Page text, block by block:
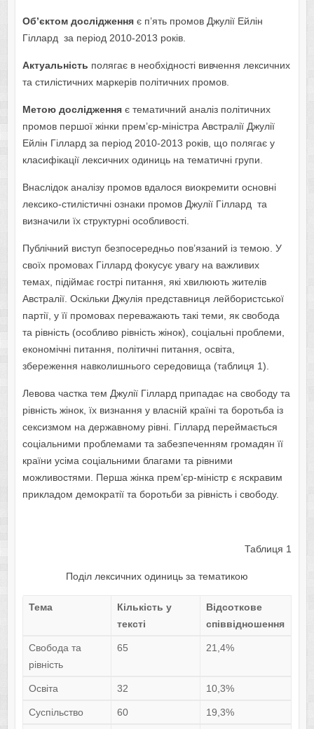
Об’єктом дослідженняє п’ять промов Джулії Ейлін
Гіллард за період 2010-2013 років.
Актуальність полягає в необхідності вивчення лексичних
та стилістичних маркерів політичних промов.
Метою дослідженняє тематичний аналіз політичних
промов першої жінки прем’єр-міністра Австралії Джулії
Ейлін Гіллард за період 2010-2013 років, що полягає у
класифікації лексичних одиниць на тематичні групи.
Внаслідок аналізу промов вдалося виокремити основні
лексико-стилістичні ознаки промов Джулії Гіллард та
визначили їх структурні особливості.
Публічний виступ безпосередньо пов’язаний із темою. У
своїх промовах Гіллард фокусує увагу на важливих
темах, підіймає гострі питання, які хвилюють жителів
Австралії. Оскільки Джулія представниця лейбористської
партії, у її промовах переважають такі теми, як свобода
та рівність (особливо рівність жінок), соціальні проблеми,
економічні питання, політичні питання, освіта,
збереження навколишнього середовища (таблиця 1).
Левова частка тем Джулії Гіллард припадає на свободу та
рівність жінок, їх визнання у власній країні та боротьба із
сексизмом на державному рівні. Гіллард переймається
соціальними проблемами та забезпеченням громадян її
країни усіма соціальними благами та рівними
можливостями. Перша жінка прем’єр-міністр є яскравим
прикладом демократії та боротьби за рівність і свободу.
Таблиця 1
Поділ лексичних одиниць за тематикою
Тема
Кількість у
тексті
Відсоткове
співвідношення
Свобода та
рівність
65 21,4%
Освіта 32 10,3%
Суспільство 60 19,3%